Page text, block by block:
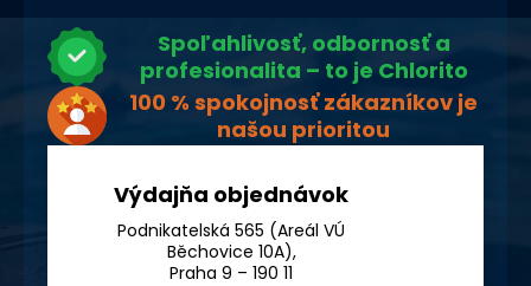
Spoľahlivosť, odbornosť a
profesionalita – to je Chlorito
100 % spokojnosť zákazníkov je
našou prioritou
Výdajňa objednávok
Podnikatelská 565 (Areál VÚ
Běchovice 10A),
Praha 9 – 190 11